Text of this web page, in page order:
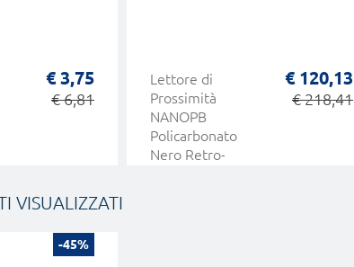
€ 3,75
€ 6,81
Lettore di
Prossimità
NANOPB
Policarbonato
Nero Retro-
€ 120,13
€ 218,41
VISUALIZZATI
-45%